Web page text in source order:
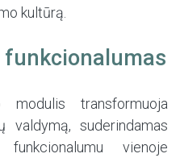
kultūrą.
funkcionalumas
transformuoja
suderindamas
vienoje